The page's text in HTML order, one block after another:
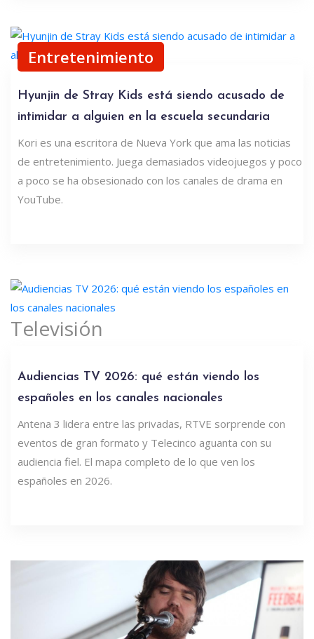
Entretenimiento
Hyunjin de Stray Kids está siendo acusado de
intimidar a alguien en la escuela secundaria
Kori es una escritora de Nueva York que ama las noticias
de entretenimiento. Juega demasiados videojuegos y poco
a poco se ha obsesionado con los canales de drama en
YouTube.
Televisión
Audiencias TV 2026: qué están viendo los
españoles en los canales nacionales
Antena 3 lidera entre las privadas, RTVE sorprende con
eventos de gran formato y Telecinco aguanta con su
audiencia fiel. El mapa completo de lo que ven los
españoles en 2026.